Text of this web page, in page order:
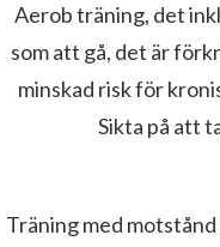
Aerob träning, det
som att gå, det är
minskad risk för
Sikta på att
Träning med